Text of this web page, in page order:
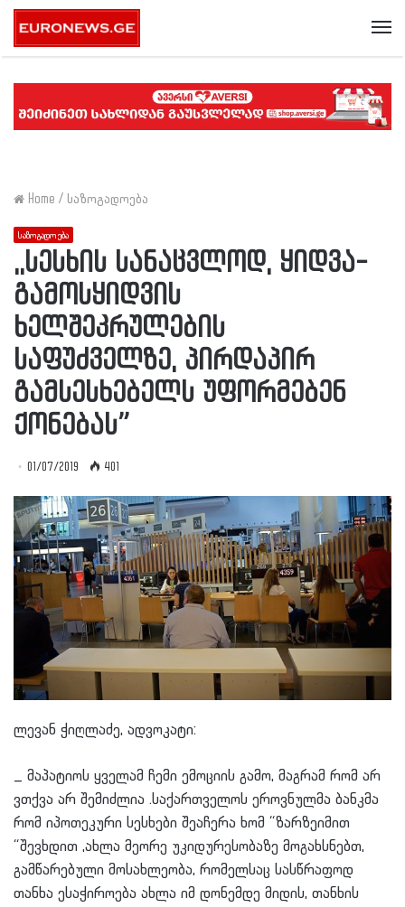
Home / საზოგადოება
საზოგადოება
,,სესხის სანაცვლოდ, ყიდვა-
გამოსყიდვის
ხელშეკრულების
საფუძველზე, პირდაპირ
გამსესხებელს უფორმებენ
ქონებას”
01/07/2019 401
ლევან ჭიღლაძე, ადვოკატი:
_ მაპატიოს ყველამ ჩემი ემოციის გამო, მაგრამ რომ არ
ვთქვა არ შემიძლია .საქართველოს ეროვნულმა ბანკმა
რომ იპოთეკური სესხები შეაჩერა ხომ “ზარზეიმით
“შევხდით ,ახლა მეორე უკიდურესობაზე მოგახსნებთ,
გამწარებული მოსახლეობა, რომელსაც სასწრაფოდ
თანხა ესაჭიროება ახლა იმ დონემდე მიდის, თანხის